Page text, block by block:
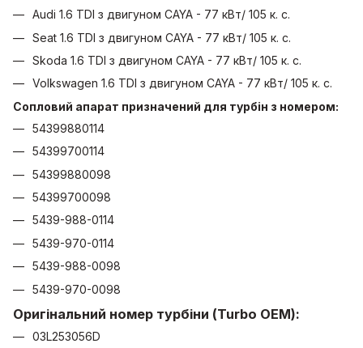
Audi 1.6 TDI з двигуном CAYA - 77 кВт/ 105 к. с.
Seat 1.6 TDI з двигуном CAYA - 77 кВт/ 105 к. с.
Skoda 1.6 TDI з двигуном CAYA - 77 кВт/ 105 к. с.
Volkswagen 1.6 TDI з двигуном CAYA - 77 кВт/ 105 к. с.
Сопловий апарат призначений для турбін з номером:
54399880114
54399700114
54399880098
54399700098
5439-988-0114
5439-970-0114
5439-988-0098
5439-970-0098
Оригінальний номер турбіни (Turbo OEM):
03L253056D